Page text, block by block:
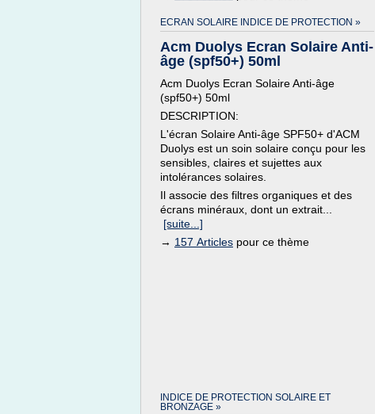
ECRAN SOLAIRE INDICE DE PROTECTION »
Acm Duolys Ecran Solaire Anti-
âge (spf50+) 50ml
Acm Duolys Ecran Solaire Anti-âge
(spf50+) 50ml
DESCRIPTION:
L'écran Solaire Anti-âge SPF50+ d'ACM
Duolys est un soin solaire conçu pour les
sensibles, claires et sujettes aux
intolérances solaires.
Il associe des filtres organiques et des
écrans minéraux, dont un extrait...
[suite...]
→ 157 Articles pour ce thème
INDICE DE PROTECTION SOLAIRE ET
BRONZAGE »